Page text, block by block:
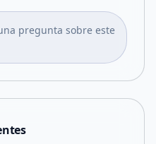
pregunta sobre este